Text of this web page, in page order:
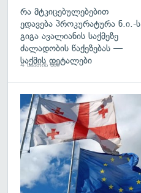
რა მტკიცებულებებით
ედავება პროკურატურა ნ.ი.-ს
გიგა ავალიანის საქმეზე
ძალადობის წაქეზებას —
საქმის დეტალები
4 საათის წინ